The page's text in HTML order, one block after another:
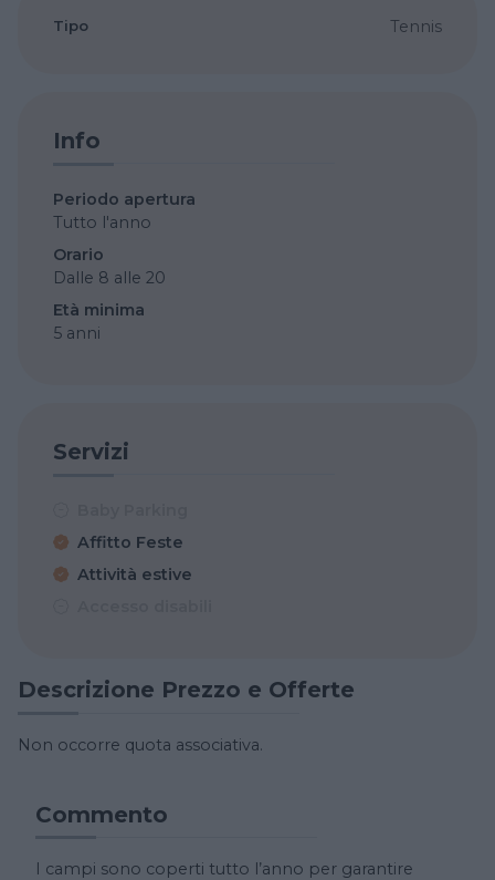
Tipo Tennis
Info
Periodo apertura
Tutto l'anno
Orario
Dalle 8 alle 20
Età minima
5 anni
Servizi
Affitto Feste
Attività estive
Descrizione Prezzo e Offerte
Non occorre quota associativa.
Commento
I campi sono coperti tutto l’anno per garantire